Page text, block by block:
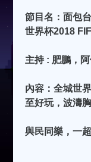
節目名：面包
世界杯2018
主持 : 肥鵬，
內容：全城世
至好玩，波濤
與民同樂，一